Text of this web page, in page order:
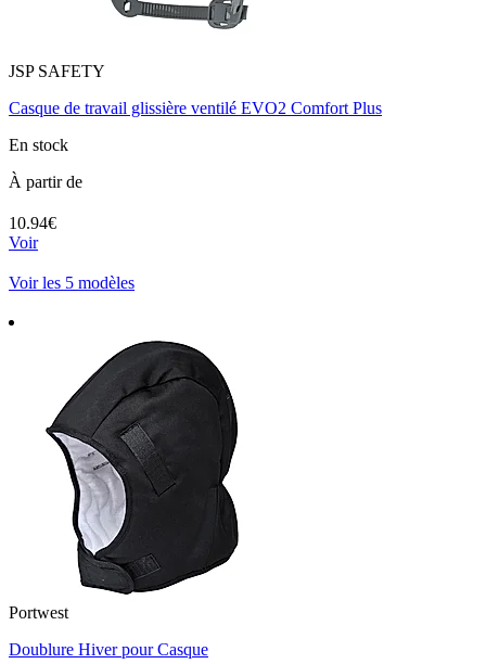
JSP SAFETY
Casque de travail glissière ventilé EVO2 Comfort Plus
En stock
À partir de
10.94€
Voir
Voir les 5 modèles
Portwest
Doublure Hiver pour Casque